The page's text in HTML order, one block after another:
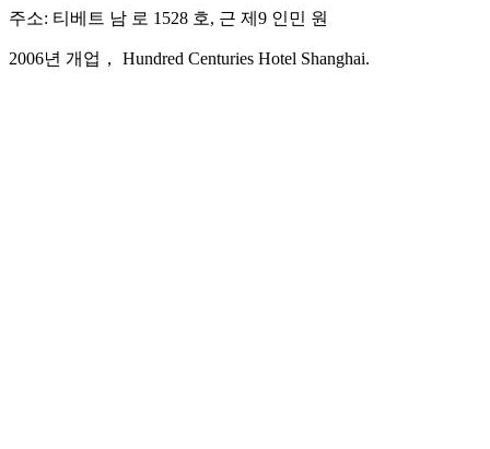
주소: 티베트 남 로 1528 호, 근 제9 인민 원
2006년 개업， Hundred Centuries Hotel Shanghai.